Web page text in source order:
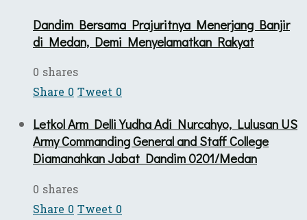
Dandim Bersama Prajuritnya Menerjang Banjir
di Medan, Demi Menyelamatkan Rakyat
0 shares
Share0Tweet0
Letkol Arm Delli Yudha Adi Nurcahyo, Lulusan US
Army Commanding General and Staff College
Diamanahkan Jabat Dandim 0201/Medan
0 shares
Share0Tweet0